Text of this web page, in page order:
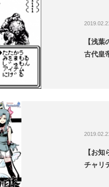
【浅
古代皇
【お
チャリ